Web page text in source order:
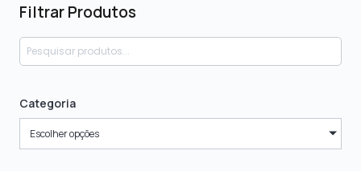
Filtrar Produtos
Categoria
Escolher opções